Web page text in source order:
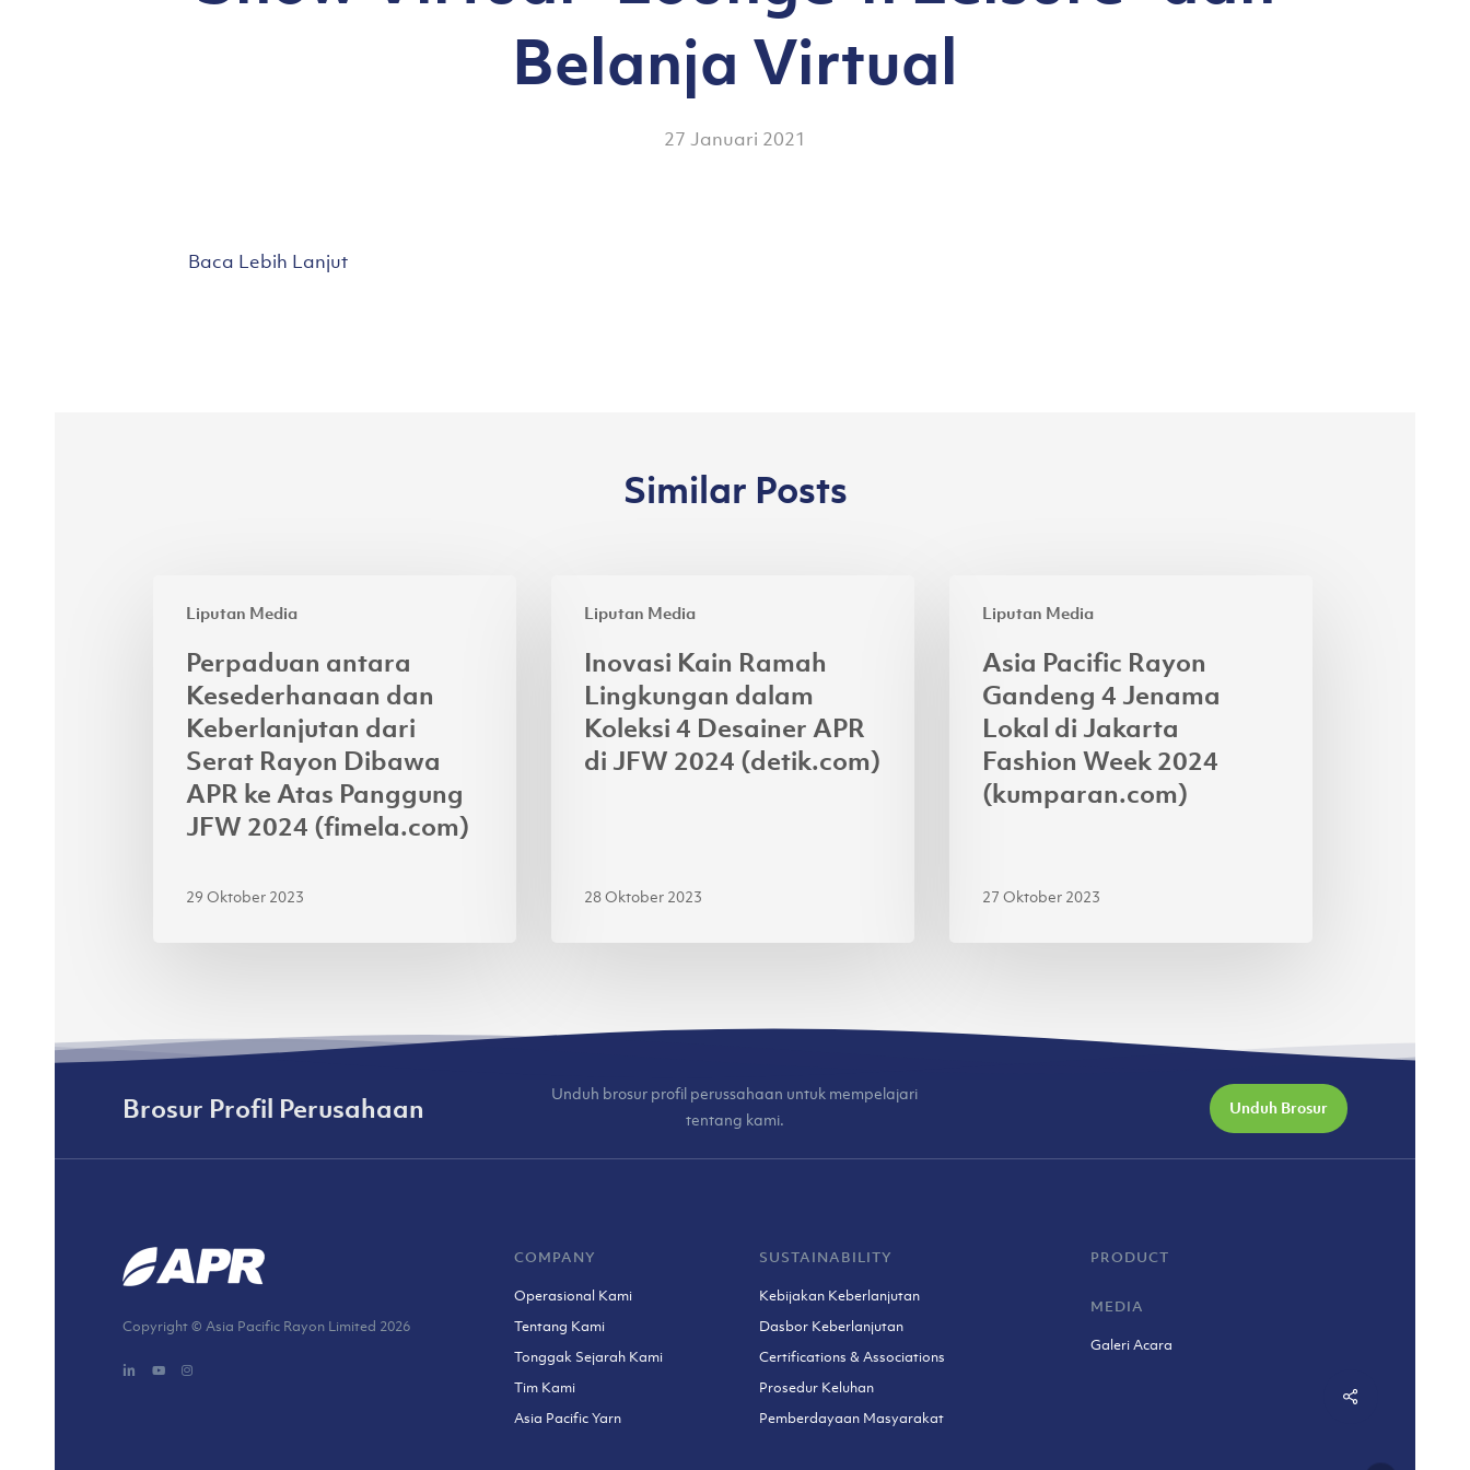
Belanja Virtual
27 Januari 2021
Baca Lebih Lanjut
Similar Posts
Liputan Media
antara
Kesederhanaan
Keberlanjutan
Serat
Rayon
Dibawa
(fimela.com)
Perpaduan antara
Kesederhanaan dan
Keberlanjutan dari
Serat Rayon Dibawa
APR ke Atas Panggung
JFW 2024 (fimela.com)
29 Oktober 2023
Liputan Media
Kain
Ramah
Lingkungan
dalam
Koleksi
JFW
Inovasi Kain Ramah
Lingkungan dalam
Koleksi 4 Desainer APR
di JFW 2024 (detik.com)
28 Oktober 2023
Liputan Media
Pacific
Rayon
Gandeng
Jenama
Lokal
Week
Asia Pacific Rayon
Gandeng 4 Jenama
Lokal di Jakarta
Fashion Week 2024
(kumparan.com)
27 Oktober 2023
Brosur Profil Perusahaan
Unduh brosur profil perussahaan untuk mempelajari
tentang kami.
Unduh Brosur
Share
Copyright © Asia Pacific Rayon Limited 2026
COMPANY
Operasional Kami
Tentang Kami
Tonggak Sejarah Kami
Tim Kami
Asia Pacific Yarn
SUSTAINABILITY
Kebijakan Keberlanjutan
Dasbor Keberlanjutan
Certifications & Associations
Prosedur Keluhan
Pemberdayaan Masyarakat
PRODUCT
MEDIA
Galeri Acara